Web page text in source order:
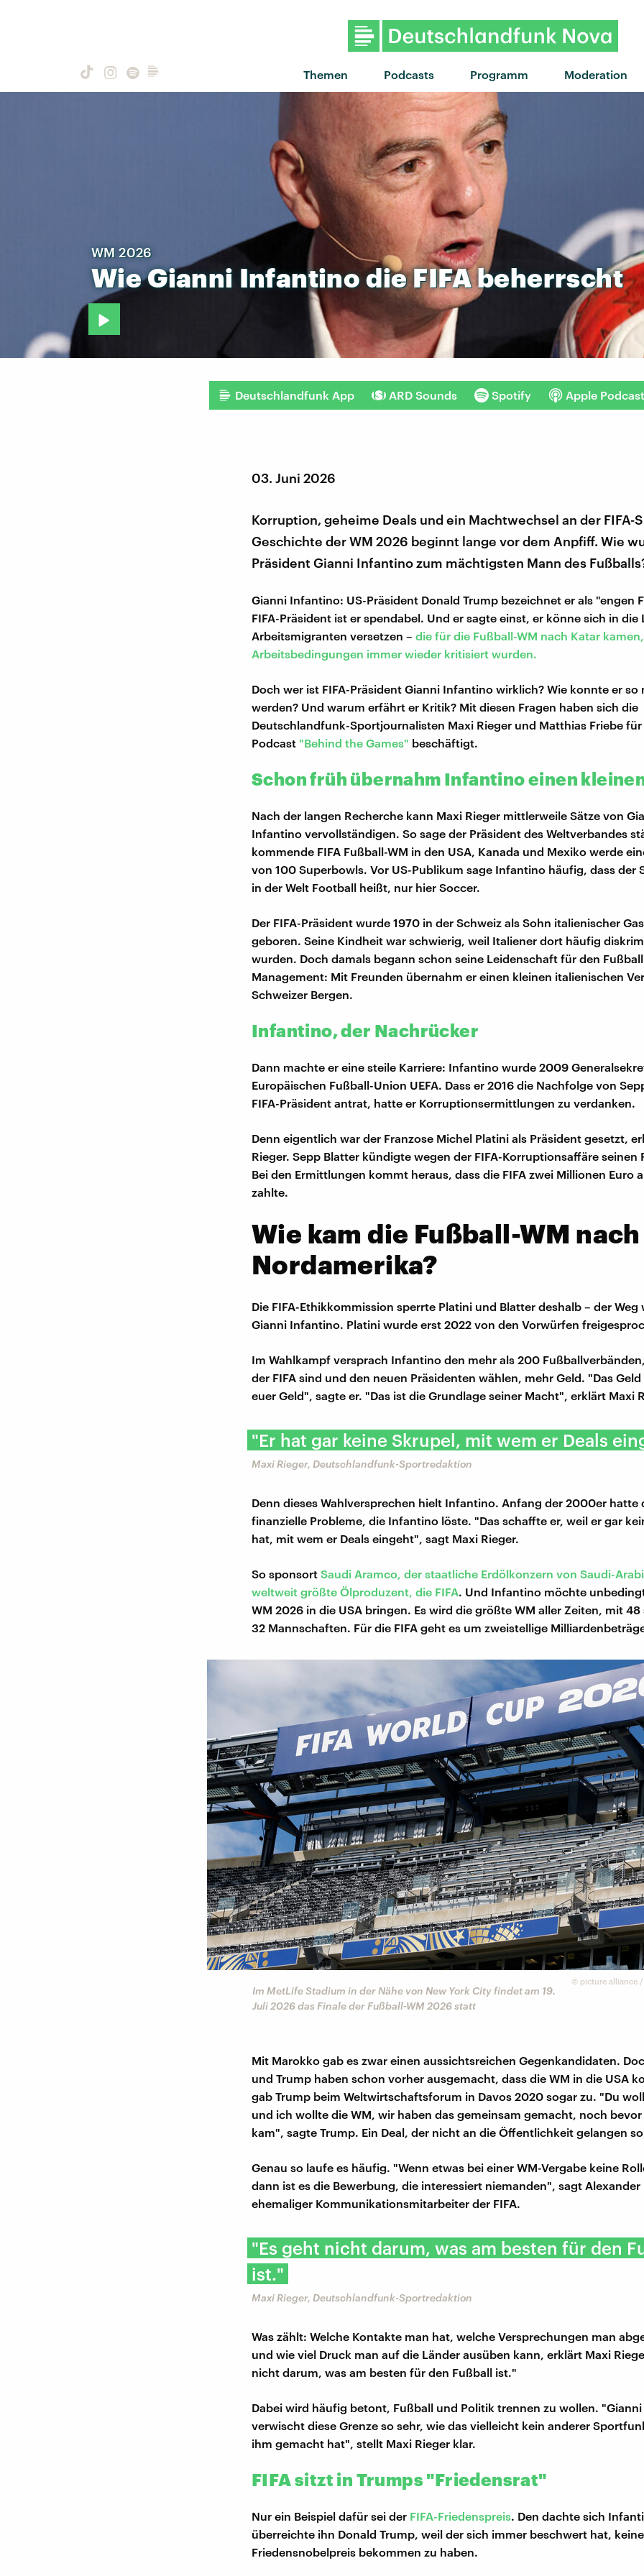
Themen Podcasts Programm Moderation
WM 2026
WieGianni InfantinodieFIFAbeherrscht
Deutschlandfunk App ARD Sounds Spotify Apple
03. Juni 2026
Korruption, geheime Deals und ein Machtwechsel an der FIFA-
Geschichte der WM 2026 beginnt lange vor dem Anpfiff. Wie
Präsident Gianni Infantino zum mächtigsten Mann des
Gianni Infantino: US-Präsident Donald Trump bezeichnet er als "engen
FIFA-Präsident ist er spendabel. Und er sagte einst, er könne sich in die
Arbeitsmigranten versetzen – die für die Fußball-WM nach Katar
Arbeitsbedingungen immer wieder kritisiert wurden.
Doch wer ist FIFA-Präsident Gianni Infantino wirklich? Wie konnte er so
werden? Und warum erfährt er Kritik? Mit diesen Fragen haben sich die
Deutschlandfunk-Sportjournalisten Maxi Rieger und Matthias Friebe
Podcast "Behind the Games" beschäftigt.
Schon früh übernahm Infantino einen
Nach der langen Recherche kann Maxi Rieger mittlerweile Sätze von
Infantino vervollständigen. So sage der Präsident des Weltverbandes
kommende FIFA Fußball-WM in den USA, Kanada und Mexiko werde
von 100 Superbowls. Vor US-Publikum sage Infantino häufig, dass der
in der Welt Football heißt, nur hier Soccer.
Der FIFA-Präsident wurde 1970 in der Schweiz als Sohn italienischer
geboren. Seine Kindheit war schwierig, weil Italiener dort häufig
wurden. Doch damals begann schon seine Leidenschaft für den
Management: Mit Freunden übernahm er einen kleinen italienischen
Schweizer Bergen.
Infantino, der Nachrücker
Dann machte er eine steile Karriere: Infantino wurde 2009
Europäischen Fußball-Union UEFA. Dass er 2016 die Nachfolge von
FIFA-Präsident antrat, hatte er Korruptionsermittlungen zu verdanken.
Denn eigentlich war der Franzose Michel Platini als Präsident gesetzt,
Rieger. Sepp Blatter kündigte wegen der FIFA-Korruptionsaffäre seinen
Bei den Ermittlungen kommt heraus, dass die FIFA zwei Millionen Euro
zahlte.
Wie kam die Fußball-WM nach
Nordamerika?
Die FIFA-Ethikkommission sperrte Platini und Blatter deshalb – der Weg
Gianni Infantino. Platini wurde erst 2022 von den Vorwürfen
Im Wahlkampf versprach Infantino den mehr als 200
der FIFA sind und den neuen Präsidenten wählen, mehr Geld. "Das Geld
euer Geld", sagte er. "Das ist die Grundlage seiner Macht", erklärt Maxi
"Er hat gar keine Skrupel, mit wem er Deals
Maxi Rieger, Deutschlandfunk-Sportredaktion
Denn dieses Wahlversprechen hielt Infantino. Anfang der 2000er hatte
finanzielle Probleme, die Infantino löste. "Das schaffte er, weil er gar
hat, mit wem er Deals eingeht", sagt Maxi Rieger.
So sponsort Saudi Aramco, der staatliche Erdölkonzern von Saudi-
weltweit größte Ölproduzent, die FIFA. Und Infantino möchte
WM 2026 in die USA bringen. Es wird die größte WM aller Zeiten, mit
32 Mannschaften. Für die FIFA geht es um zweistellige
© picture alliance /
Im MetLife Stadium in der Nähe von New York City findet am 19.
Juli 2026 das Finale der Fußball-WM 2026 statt
Mit Marokko gab es zwar einen aussichtsreichen Gegenkandidaten.
und Trump haben schon vorher ausgemacht, dass die WM in die USA
gab Trump beim Weltwirtschaftsforum in Davos 2020 sogar zu. "Du
und ich wollte die WM, wir haben das gemeinsam gemacht, noch
kam", sagte Trump. Ein Deal, der nicht an die Öffentlichkeit gelangen
Genau so laufe es häufig. "Wenn etwas bei einer WM-Vergabe keine
dann ist es die Bewerbung, die interessiert niemanden", sagt Alexander
ehemaliger Kommunikationsmitarbeiter der FIFA.
"Es geht nicht darum, was am besten für den
ist."
Maxi Rieger, Deutschlandfunk-Sportredaktion
Was zählt: Welche Kontakte man hat, welche Versprechungen man
und wie viel Druck man auf die Länder ausüben kann, erklärt Maxi
nicht darum, was am besten für den Fußball ist."
Dabei wird häufig betont, Fußball und Politik trennen zu wollen.
verwischt diese Grenze so sehr, wie das vielleicht kein anderer
ihm gemacht hat", stellt Maxi Rieger klar.
FIFA sitzt in Trumps "Friedensrat"
Nur ein Beispiel dafür sei der FIFA-Friedenspreis. Den dachte sich
überreichte ihn Donald Trump, weil der sich immer beschwert hat,
Friedensnobelpreis bekommen zu haben.